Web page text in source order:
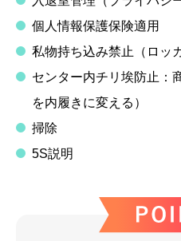
個人情報保護保険適用
私物持ち込み禁止（ロッ
センター内チリ埃防止：
を内履きに変える）
掃除
5S説明